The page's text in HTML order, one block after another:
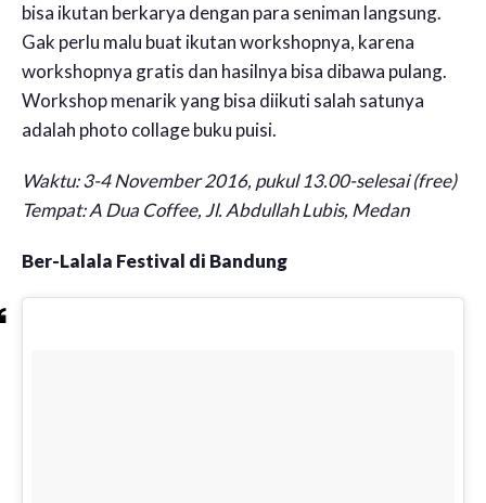
bisa ikutan berkarya dengan para seniman langsung.
Gak perlu malu buat ikutan workshopnya, karena
workshopnya gratis dan hasilnya bisa dibawa pulang.
Workshop menarik yang bisa diikuti salah satunya
adalah photo collage buku puisi.
Waktu: 3-4 November 2016, pukul 13.00-selesai (free)
Tempat: A Dua Coffee, Jl. Abdullah Lubis, Medan
Ber-Lalala Festival di Bandung